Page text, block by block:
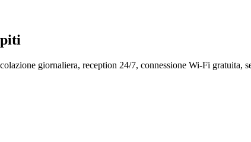
giornaliera, reception 24/7, connessione Wi-Fi gratuita,